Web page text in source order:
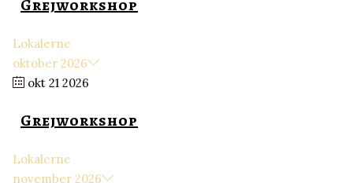
Grejworkshop
Lokalerne
oktober 2026
okt 21 2026
Grejworkshop
Lokalerne
november 2026